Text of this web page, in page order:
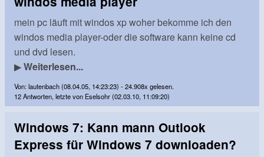
mein pc läuft mit windos xp woher bekomme ich den
windos media player-oder die software kann keine cd
und dvd lesen.
▶Weiterlesen...
Von: lautenbach (08.04.05, 14:23:23) - 24.908x gelesen.
12 Antworten, letzte von Eselsohr (02.03.10, 11:09:20)
Windows 7: Kann mann Outlook
Express für Windows 7 downloaden?